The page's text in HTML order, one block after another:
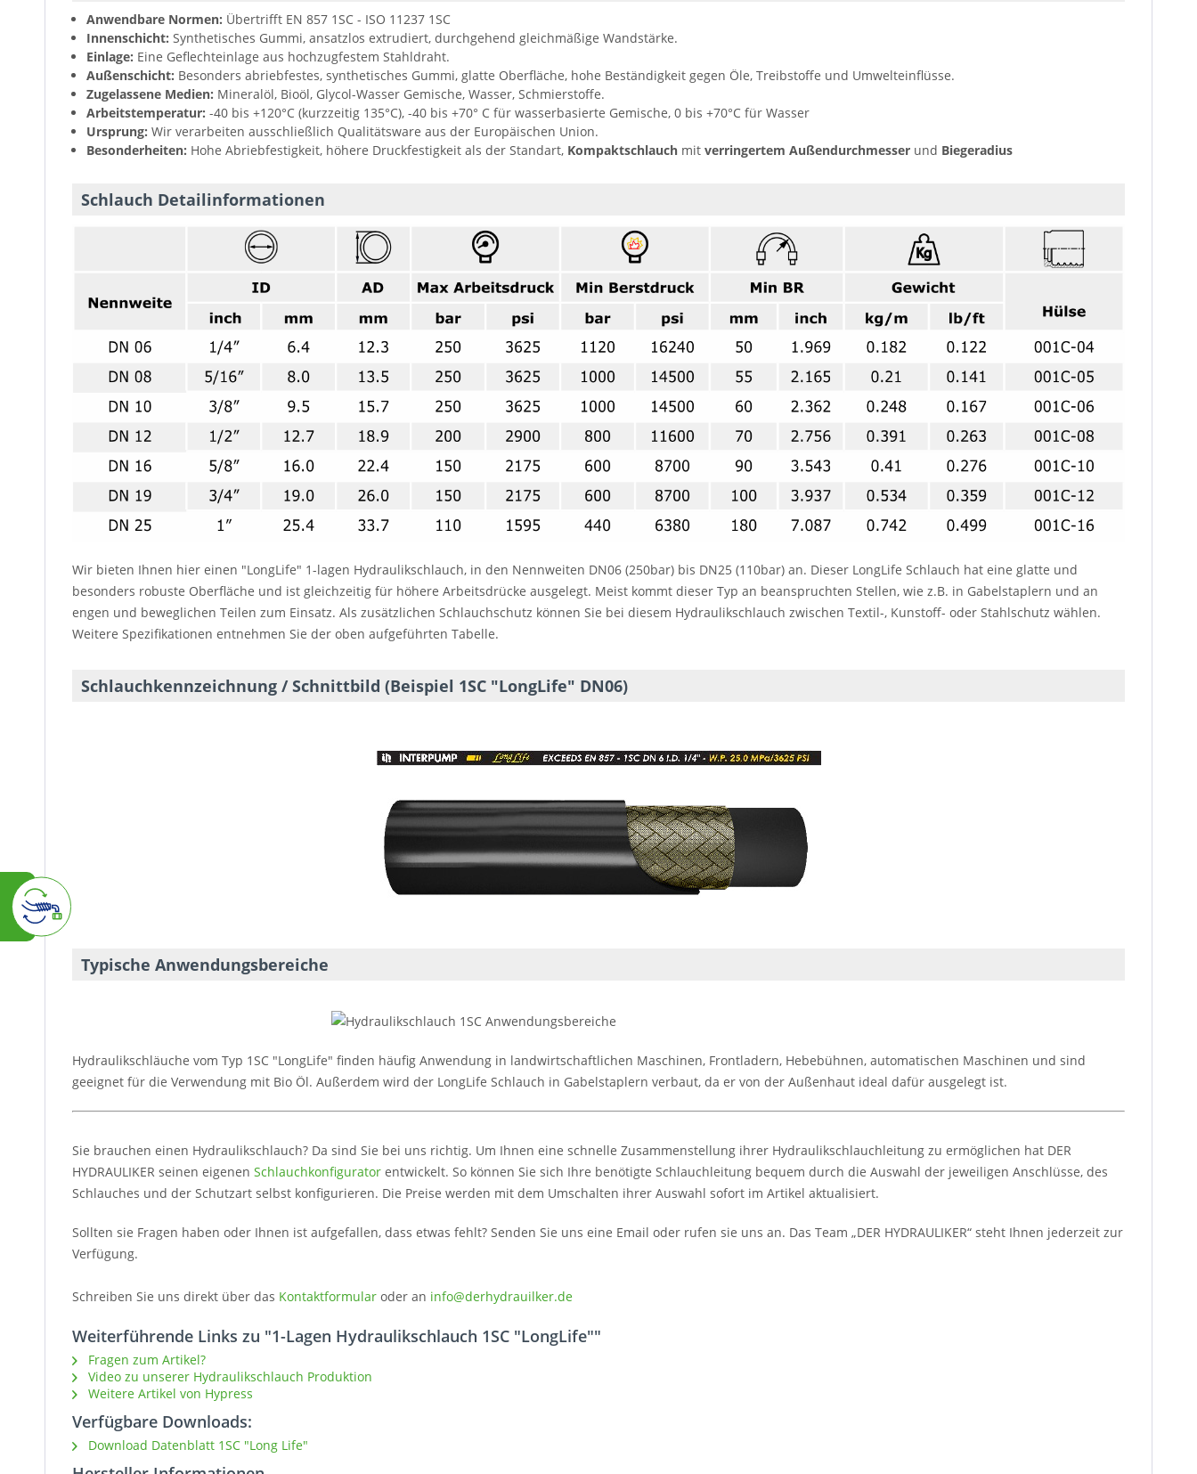
Anwendbare Normen: Übertrifft EN 857 1SC - ISO 11237 1SC
Innenschicht: Synthetisches Gummi, ansatzlos extrudiert, durchgehend gleichmäßige Wandstärke.
Einlage: Eine Geflechteinlage aus hochzugfestem Stahldraht.
Außenschicht: Besonders abriebfestes, synthetisches Gummi, glatte Oberfläche, hohe Beständigkeit gegen Öle, Treibstoffe und Umwelteinflüsse.
Zugelassene Medien: Mineralöl, Bioöl, Glycol-Wasser Gemische, Wasser, Schmierstoffe.
Arbeitstemperatur: -40 bis +120°C (kurzzeitig 135°C), -40 bis +70° C für wasserbasierte Gemische, 0 bis +70°C für Wasser
Ursprung: Wir verarbeiten ausschließlich Qualitätsware aus der Europäischen Union.
Besonderheiten: Hohe Abriebfestigkeit, höhere Druckfestigkeit als der Standart, Kompaktschlauch mit verringertem Außendurchmesser und Biegeradius
Schlauch Detailinformationen
Wir bieten Ihnen hier einen "LongLife" 1-lagen Hydraulikschlauch, in den Nennweiten DN06 (250bar) bis DN25 (110bar) an. Dieser LongLife Schlauch hat eine glatte und
besonders robuste Oberfläche und ist gleichzeitig für höhere Arbeitsdrücke ausgelegt. Meist kommt dieser Typ an beanspruchten Stellen, wie z.B. in Gabelstaplern und an
engen und beweglichen Teilen zum Einsatz. Als zusätzlichen Schlauchschutz können Sie bei diesem Hydraulikschlauch zwischen Textil-, Kunstoff- oder Stahlschutz wählen.
Weitere Spezifikationen entnehmen Sie der oben aufgeführten Tabelle.
Schlauchkennzeichnung / Schnittbild (Beispiel 1SC "LongLife" DN06)
Typische Anwendungsbereiche
Hydraulikschläuche vom Typ 1SC "LongLife" finden häufig Anwendung in landwirtschaftlichen Maschinen, Frontladern, Hebebühnen, automatischen Maschinen und sind
geeignet für die Verwendung mit Bio Öl. Außerdem wird der LongLife Schlauch in Gabelstaplern verbaut, da er von der Außenhaut ideal dafür ausgelegt ist.
Sie brauchen einen Hydraulikschlauch? Da sind Sie bei uns richtig. Um Ihnen eine schnelle Zusammenstellung ihrer Hydraulikschlauchleitung zu ermöglichen hat DER
HYDRAULIKER seinen eigenen Schlauchkonfigurator entwickelt. So können Sie sich Ihre benötigte Schlauchleitung bequem durch die Auswahl der jeweiligen Anschlüsse, des
Schlauches und der Schutzart selbst konfigurieren. Die Preise werden mit dem Umschalten ihrer Auswahl sofort im Artikel aktualisiert.
Sollten sie Fragen haben oder Ihnen ist aufgefallen, dass etwas fehlt? Senden Sie uns eine Email oder rufen sie uns an. Das Team „DER HYDRAULIKER“ steht Ihnen jederzeit zur
Verfügung.
Schreiben Sie uns direkt über das Kontaktformular oder an info@derhydrauilker.de
Weiterführende Links zu "1-Lagen Hydraulikschlauch 1SC "LongLife""
Fragen zum Artikel?
Video zu unserer Hydraulikschlauch Produktion
Weitere Artikel von Hypress
Verfügbare Downloads:
Download Datenblatt 1SC "Long Life"